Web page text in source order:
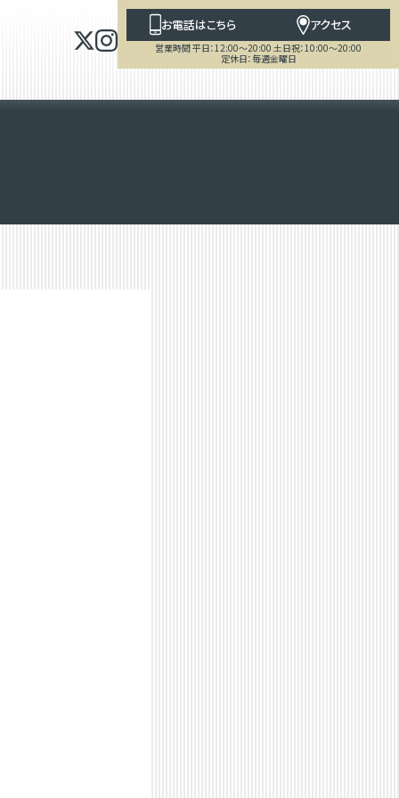
お電話はこちら アクセス
営業時間 平日：12:00～20:00 土日祝：10:00～20:00
定休日：毎週金曜日